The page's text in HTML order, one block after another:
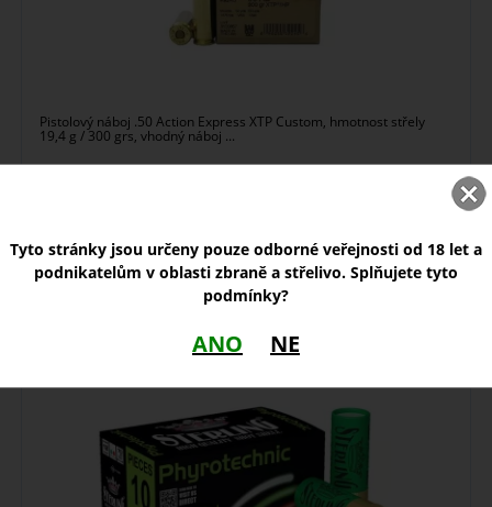
Pistolový náboj .50 Action Express XTP Custom, hmotnost střely
19,4 g / 300 grs, vhodný náboj ...
Zobrazit
75,00Kč
Tyto stránky jsou určeny pouze odborné veřejnosti od 18 let a
podnikatelům v oblasti zbraně a střelivo. Splňujete tyto
podmínky?
ANO NE